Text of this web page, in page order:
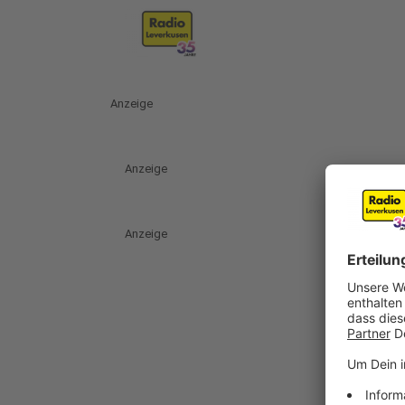
Anzeige
Anzeige
Anzeige